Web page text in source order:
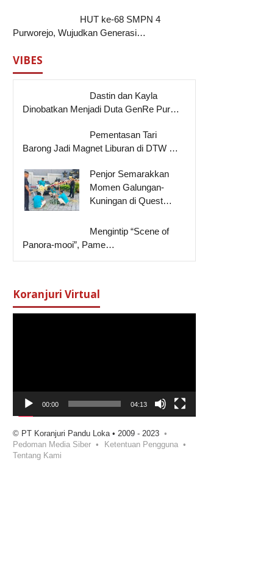
HUT ke-68 SMPN 4
Purworejo, Wujudkan Generasi…
VIBES
Dastin dan Kayla
Dinobatkan Menjadi Duta GenRe Pur…
Pementasan Tari
Barong Jadi Magnet Liburan di DTW …
Penjor Semarakkan
Momen Galungan-
Kuningan di Quest…
Mengintip “Scene of
Panora-mooi”, Pame…
Koranjuri Virtual
00:00 04:13
© PT Koranjuri Pandu Loka • 2009 - 2023
Pedoman Media Siber
Ketentuan Pengguna
Tentang Kami